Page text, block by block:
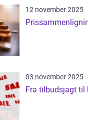
12 november 2025
03 november 2025
Fra tilbudsjagt til